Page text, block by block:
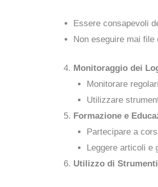
Essere consapevoli
Non eseguire mai
Monitoraggio dei
Monitorare
Utilizzare
Formazione e
Partecipare a
Leggere articoli e
Utilizzo di